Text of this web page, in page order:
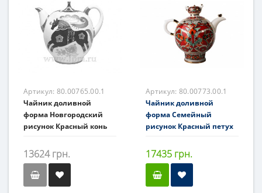
Артикул: 80.00765.00.1
Чайник доливной
форма Новгородский
рисунок Красный конь
13624 грн.
Артикул: 80.00773.00.1
Чайник доливной
форма Семейный
рисунок Красный петух
17435 грн.